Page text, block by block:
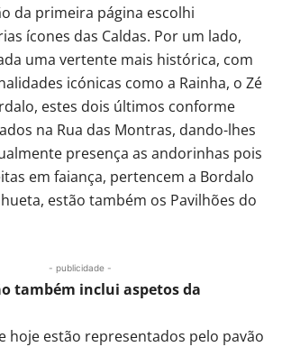
da primeira página escolhi
ícones das Caldas. Por um lado,
uma vertente mais histórica, com
icónicas como a Rainha, o Zé
estes dois últimos conforme
na Rua das Montras, dando-lhes
presença as andorinhas pois
em faiança, pertencem a Bordalo
estão também os Pavilhões do
- publicidade -
também inclui aspetos da
hoje estão representados pelo pavão